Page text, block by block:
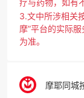
3.文中所涉相关
摩”平台的实际
为准。
摩耶同城